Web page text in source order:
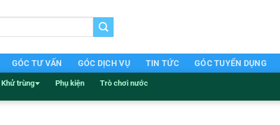
GÓC TƯ VẤN GÓC DỊCH VỤ TIN TỨC GÓC TUYỂN DỤNG
Khử trùng Phụ kiện Trò chơi nước